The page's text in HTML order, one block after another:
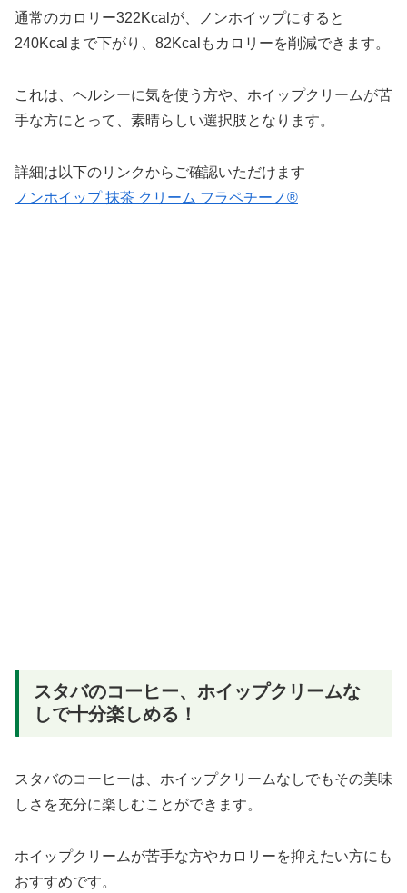
通常のカロリー322Kcalが、ノンホイップにすると
240Kcalまで下がり、82Kcalもカロリーを削減できます。
これは、ヘルシーに気を使う方や、ホイップクリームが苦
手な方にとって、素晴らしい選択肢となります。
詳細は以下のリンクからご確認いただけます
ノンホイップ 抹茶 クリーム フラペチーノ®
スタバのコーヒー、ホイップクリームな
しで十分楽しめる！
スタバのコーヒーは、ホイップクリームなしでもその美味
しさを充分に楽しむことができます。
ホイップクリームが苦手な方やカロリーを抑えたい方にも
おすすめです。